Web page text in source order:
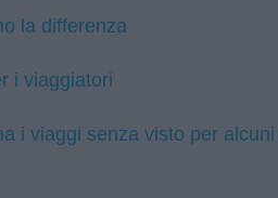
la differenza
i viaggiatori
i viaggi senza visto per